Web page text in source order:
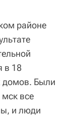
районе
в 18
домов. Были
все
и люди